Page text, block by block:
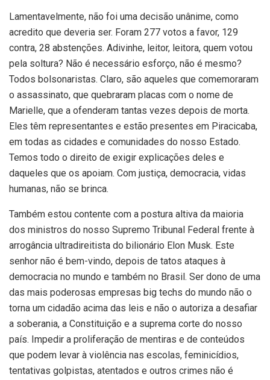
Lamentavelmente, não foi uma decisão unânime, como
acredito que deveria ser. Foram 277 votos a favor, 129
contra, 28 abstenções. Adivinhe, leitor, leitora, quem votou
pela soltura? Não é necessário esforço, não é mesmo?
Todos bolsonaristas. Claro, são aqueles que comemoraram
o assassinato, que quebraram placas com o nome de
Marielle, que a ofenderam tantas vezes depois de morta.
Eles têm representantes e estão presentes em Piracicaba,
em todas as cidades e comunidades do nosso Estado.
Temos todo o direito de exigir explicações deles e
daqueles que os apoiam. Com justiça, democracia, vidas
humanas, não se brinca.
Também estou contente com a postura altiva da maioria
dos ministros do nosso Supremo Tribunal Federal frente à
arrogância ultradireitista do bilionário Elon Musk. Este
senhor não é bem-vindo, depois de tatos ataques à
democracia no mundo e também no Brasil. Ser dono de uma
das mais poderosas empresas big techs do mundo não o
torna um cidadão acima das leis e não o autoriza a desafiar
a soberania, a Constituição e a suprema corte do nosso
país. Impedir a proliferação de mentiras e de conteúdos
que podem levar à violência nas escolas, feminicídios,
tentativas golpistas, atentados e outros crimes não é